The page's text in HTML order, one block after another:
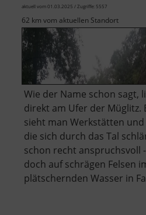
aktuell vom 01.03.2025 / Zugriffe: 5557
62 km vom aktuellen Standort
Wie der Name schon sagt,
direkt am Ufer der Müglitz.
sieht man Werkstätten
die sich durch das Tal
schon recht anspruchsvoll
doch auf schrägen Felsen
plätschernden Wasser in